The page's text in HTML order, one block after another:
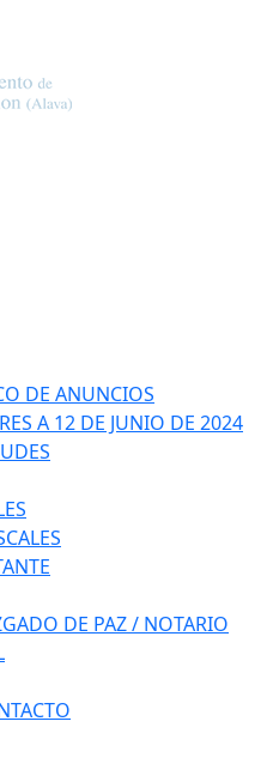
DE ANUNCIOS
A 12 DE JUNIO DE 2024
DE PAZ / NOTARIO